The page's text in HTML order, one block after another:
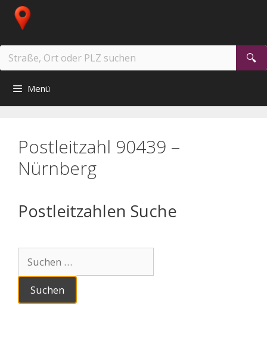
Zum
Inhalt
Suchen
nach:
Menü
Postleitzahl 90439 –
Nürnberg
Postleitzahlen Suche